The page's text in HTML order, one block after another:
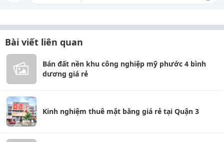
Bài viết liên quan
Bán đất nền khu công nghiệp mỹ phước 4 bình
dương giá rẻ
Kinh nghiệm thuê mặt bằng giá rẻ tại Quận 3